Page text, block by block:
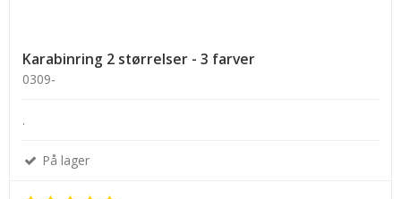
Karabinring 2 størrelser - 3 farver
0309-
.
På lager